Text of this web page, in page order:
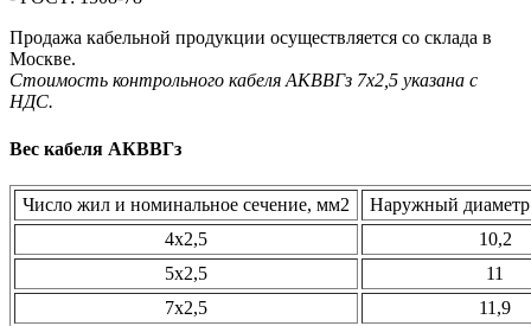
Продажа кабельной продукции осуществляется со склада в
Москве.
Стоимость контрольного кабеля AКВВГз 7х2,5 указана с
НДС.
Вес кабеля АКВВГз
Число жил и номинальное сечение, мм2
Наружный диаметр
4х2,5
10,2
5х2,5
11
7х2,5
11,9